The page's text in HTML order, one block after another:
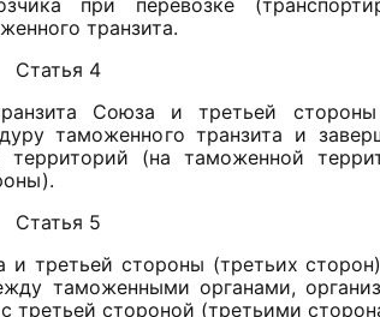
при перевозке
транзита.
Статья 4
Союза и третьей стороны
таможенного транзита и
(на таможенной
Статья 5
третьей стороны (третьих
таможенными органами,
третьей стороной (третьими